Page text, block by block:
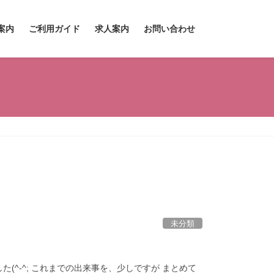
内 ご利用ガイド 求人案内 お問い合わせ
未分類
(^-^; これまでの出来事を、少しですが まとめて